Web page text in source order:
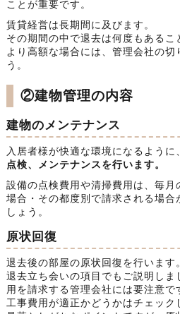
ことが重要です。
賃貸経営は長期間に及びます。
その期間の中で退去は何度もある
より高額な場合には、管理会社の切
う。
②建物管理の内容
建物のメンテナンス
入居者様が快適な環境になるように、
点検、メンテナンスを行います。
設備の点検費用や清掃費用は、毎月
場合・その都度別で請求される場合
しょう。
原状回復
退去後の部屋の原状回復を行います。
退去立ち会いの項目でもご説明し
用を請求する管理会社には要注意で
工事費用が適正かどうかはチェック